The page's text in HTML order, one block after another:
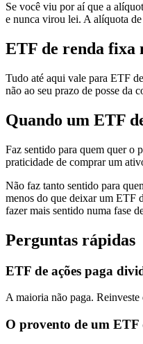
Se você viu por aí que a
e nunca virou lei. A alíquota
ETF de renda fixa
Tudo até aqui vale para ETF
não ao seu prazo de posse da
Quando um ETF
Faz sentido para quem quer o
praticidade de comprar um
Não faz tanto sentido para
menos do que deixar um ETF
fazer mais sentido numa fase
Perguntas rápidas
ETF de ações paga
A maioria não paga.
O provento de um ETF